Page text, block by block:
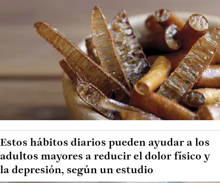
Estos hábitos diarios pueden ayudar a los
adultos mayores a reducir el dolor físico y
la depresión, según un estudio